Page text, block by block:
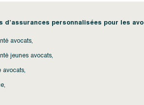
d’assurances personnalisées pour les
avocats,
jeunes avocats,
avocats,